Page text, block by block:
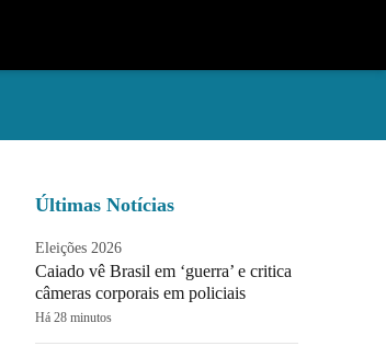
Últimas Notícias
Eleições 2026
Caiado vê Brasil em ‘guerra’ e critica
câmeras corporais em policiais
Há 28 minutos